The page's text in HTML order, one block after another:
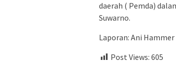
daerah ( Pemda)
Suwarno.
Laporan: Ani Hammer
Post Views: 605